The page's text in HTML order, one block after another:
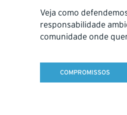
Veja como
responsabilidade
comunidade onde
COMPROMISSOS
As part
operate
region.